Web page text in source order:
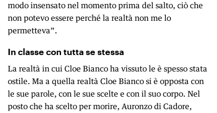
modo insensato nel momento prima del salto, ciò che
non potevo essere perché la realtà non me lo
permetteva”.
In classe con tutta se stessa
La realtà in cui Cloe Bianco ha vissuto le è spesso stata
ostile. Ma a quella realtà Cloe Bianco si è opposta con
le sue parole, con le sue scelte e con il suo corpo. Nel
posto che ha scelto per morire, Auronzo di Cadore,